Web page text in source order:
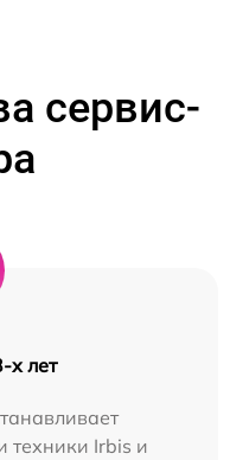
сервис-
х лет
техники Irbis и